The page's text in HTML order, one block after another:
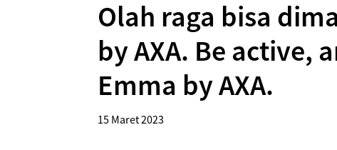
Olah raga bisa
by AXA. Be active,
Emma by AXA.
15 Maret 2023